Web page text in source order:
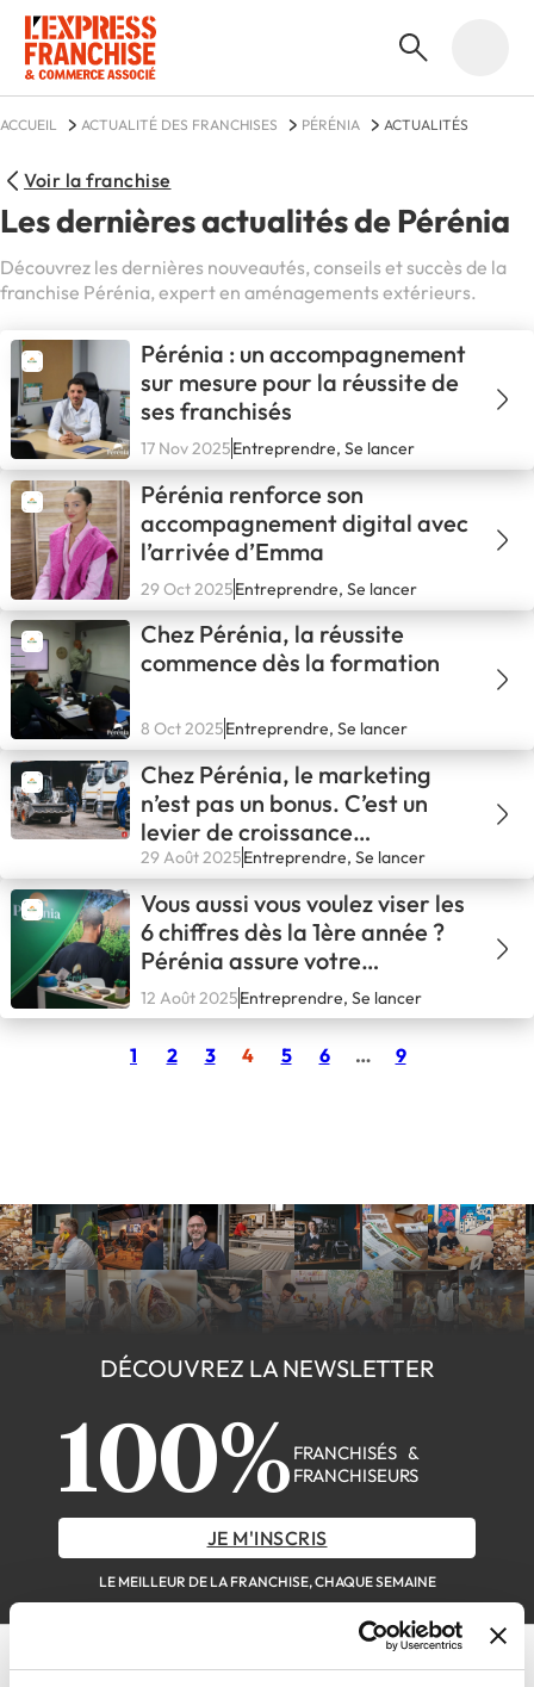
ACCUEIL ACTUALITÉ DES FRANCHISES PÉRÉNIA ACTUALITÉS
Voir la franchise
Les dernières actualités de Pérénia
Découvrez les dernières nouveautés, conseils et succès de la
franchise Pérénia, expert en aménagements extérieurs.
Pérénia : un accompagnement
sur mesure pour la réussite de
ses franchisés
17 Nov 2025Entreprendre, Se lancer
Pérénia renforce son
accompagnement digital avec
l’arrivée d’Emma
29 Oct 2025Entreprendre, Se lancer
Chez Pérénia, la réussite
commence dès la formation
8 Oct 2025Entreprendre, Se lancer
Chez Pérénia, le marketing
n’est pas un bonus. C’est un
levier de croissance
stratégique
29 Août 2025Entreprendre, Se lancer
Vous aussi vous voulez viser les
6 chiffres dès la 1ère année ?
Pérénia assure votre
rentabilité !
12 Août 2025Entreprendre, Se lancer
1 2 3 4 5 6 … 9
DÉCOUVREZ LA NEWSLETTER
100% FRANCHISÉS &
FRANCHISEURS
JE M'INSCRIS
LE MEILLEUR DE LA FRANCHISE, CHAQUE SEMAINE